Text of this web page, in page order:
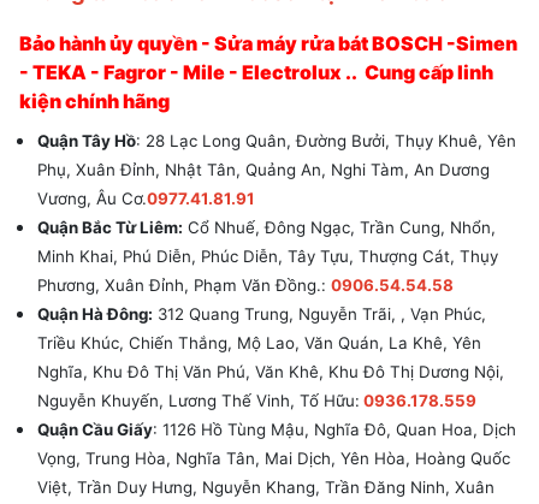
Bảo hành ủy quyền - Sửa máy rửa bát BOSCH -Simen
- TEKA - Fagror - Mile - Electrolux .. Cung cấp linh
kiện chính hãng
Quận Tây Hồ: 28 Lạc Long Quân, Đường Bưởi, Thụy Khuê, Yên
Phụ, Xuân Đỉnh, Nhật Tân, Quảng An, Nghi Tàm, An Dương
Vương, Âu Cơ.0977.41.81.91
Quận Bắc Từ Liêm: Cổ Nhuế, Đông Ngạc, Trần Cung, Nhổn,
Minh Khai, Phú Diễn, Phúc Diễn, Tây Tựu, Thượng Cát, Thụy
Phương, Xuân Đỉnh, Phạm Văn Đồng.: 0906.54.54.58
Quận Hà Đông: 312 Quang Trung, Nguyễn Trãi, , Vạn Phúc,
Triều Khúc, Chiến Thắng, Mộ Lao, Văn Quán, La Khê, Yên
Nghĩa, Khu Đô Thị Văn Phú, Văn Khê, Khu Đô Thị Dương Nội,
Nguyễn Khuyến, Lương Thế Vinh, Tố Hữu: 0936.178.559
Quận Cầu Giấy: 1126 Hồ Tùng Mậu, Nghĩa Đô, Quan Hoa, Dịch
Vọng, Trung Hòa, Nghĩa Tân, Mai Dịch, Yên Hòa, Hoàng Quốc
Việt, Trần Duy Hưng, Nguyễn Khang, Trần Đăng Ninh, Xuân